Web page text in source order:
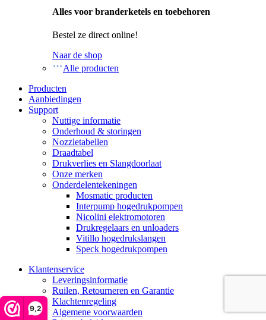
9,2
Alles voor branderketels en toebehoren
Bestel ze direct online!
Naar de shop
Alle producten
Producten
Aanbiedingen
Support
Nuttige informatie
Onderhoud & storingen
Nozzletabellen
Draadtabel
Drukverlies en Slangdoorlaat
Onze merken
Onderdelentekeningen
Mosmatic producten
Interpump hogedrukpompen
Nicolini elektromotoren
Drukregelaars en unloaders
Vitillo hogedrukslangen
Speck hogedrukpompen
Klantenservice
Leveringsinformatie
Ruilen, Retourneren en Garantie
Klachtenregeling
Algemene voorwaarden